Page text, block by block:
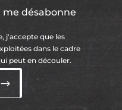
j'accepte que les
peut en découler.